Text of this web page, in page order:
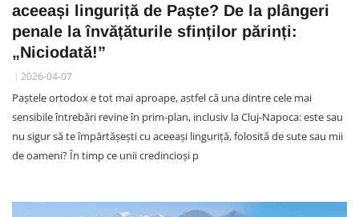
aceeași linguriță de Paște? De la plângeri
penale la învățăturile sfinților părinți:
„Niciodată!”
2026-04-07
Paștele ortodox e tot mai aproape, astfel că una dintre cele mai
sensibile întrebări revine în prim-plan, inclusiv la Cluj-Napoca: este sau
nu sigur să te împărtășești cu aceeași linguriță, folosită de sute sau mii
de oameni? În timp ce unii credincioși p